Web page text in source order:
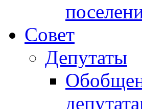
Совет
Депутаты